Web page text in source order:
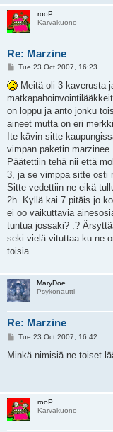
rooP
Karvakuono
Re: Marzine
P
s
t
Tue 23 Oct 2007, 16:23
Meitä oli 3 kaverusta
on loppu ja anto jonku
aineet mutta on eri
Ite kävin sitte
vimpan paketin
Päätettiin tehä nii että
3, ja se vimppa sitte osti
Sitte vedettiin ne eikä
2h. Kyllä kai 7 pitäis jo
ei oo vaikuttavia
tuntua jossaki? :?
seki vielä vituttaa ku ne
toisia.
MaryDoe
Psykonautti
Re: Marzine
P
s
Tue 23 Oct 2007, 16:42
Minkä nimisiä ne toiset
rooP
Karvakuono